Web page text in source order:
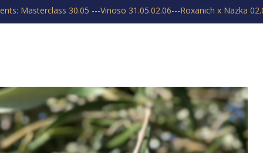
Masterclass 30.05 ---Vinoso 31.05.02.06---Roxanich x Nazka